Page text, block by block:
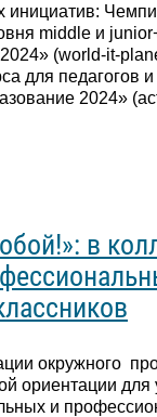
инициатив:
middle и
(world-it-
для педагогов
2024»
в
окружного
ориентации для
и